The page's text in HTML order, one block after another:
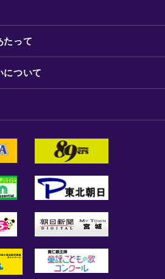
たって
について